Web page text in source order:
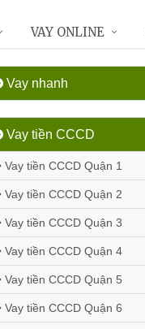
Vay nhanh
Vay tiền CCCD
Vay tiền CCCD Quận 1
Vay tiền CCCD Quận 2
Vay tiền CCCD Quận 3
Vay tiền CCCD Quận 4
Vay tiền CCCD Quận 5
Vay tiền CCCD Quận 6
VAY ONLINE